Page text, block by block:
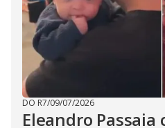
DO R7/09/07/2026
Eleandro Passaia